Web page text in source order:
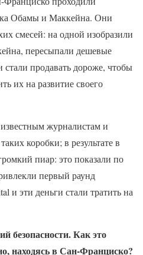
Обамы и Маккейна. Они
смесей: на одной изобразили
пересыпали дешевые
стали продавать дороже, чтобы
их на развитие своего
журналистам и
коробки; в результате в
пиар: это показали по
первый раунд
и эти деньги стали тратить на
безопасности. Как это
находясь в Сан-Франциско?